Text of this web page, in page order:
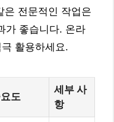
은 전문적인 작업은
가 좋습니다. 온라
활용하세요.
도
세부 사
항